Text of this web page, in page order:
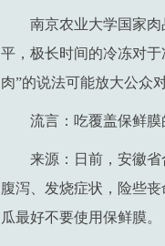
南京农业大学国家
平，极长时间的冷冻对
肉”的说法可能放大公众
流言：吃覆盖保鲜
来源：日前，安徽
腹泻、发烧症状，险些
瓜最好不要使用保鲜膜。